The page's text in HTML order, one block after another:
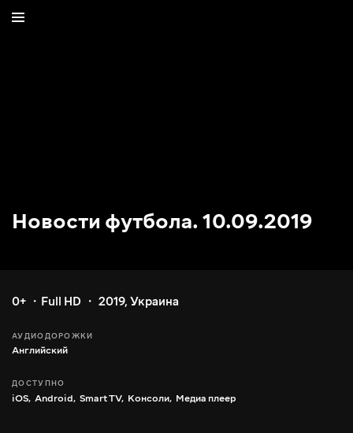
Новости футбола. 10.09.2019
0+ Full HD 2019, Украина
АУДИОДОРОЖКИ
Английский
ДОСТУПНО
iOS, Android, Smart TV, Консоли, Медиа плеер